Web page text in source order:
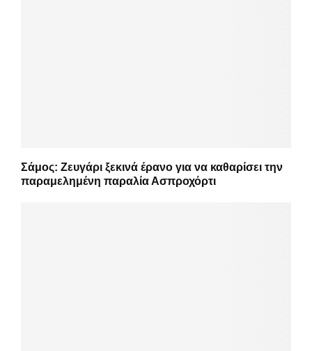
Σάμος: Ζευγάρι ξεκινά έρανο για να καθαρίσει την
παραμελημένη παραλία Ασπροχόρτι